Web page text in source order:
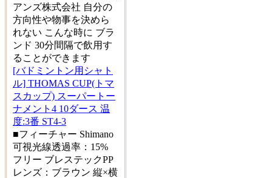
アンズ株式会社 自分の
方向性や物事を決めら
れない こんな時に ブラ
ンド 30分間隔で飲用す
ることができます
[バドミントン用シャト
ル] THOMAS CUP(トマ
スカップ) スーパートー
ナメント4 10ダース 温
度:3番 ST4-3
■フィーチャー Shimano
可視光線透過率：15%
フリー ブレステックPP
レンズ：ブラウン 縦×横